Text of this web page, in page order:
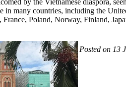
by the Vietnamese diaspora,
in many countries, including the
Poland, Norway, Finland,
Posted on 13